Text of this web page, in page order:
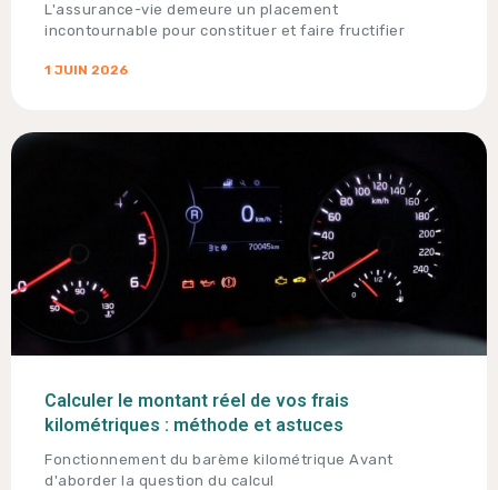
L'assurance-vie demeure un placement
incontournable pour constituer et faire fructifier
1 JUIN 2026
Calculer le montant réel de vos frais
kilométriques : méthode et astuces
Fonctionnement du barème kilométrique Avant
d'aborder la question du calcul